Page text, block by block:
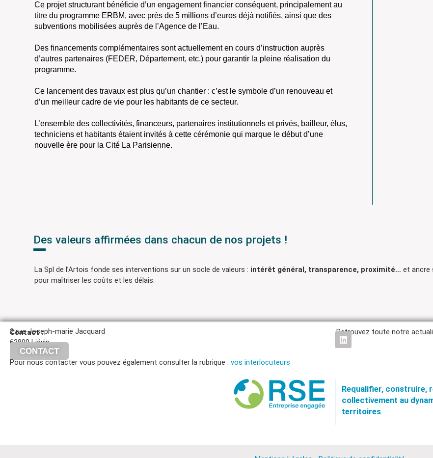
Ce projet structurant bénéficie d’un engagement financier conséquent, principalement au
titre du programme ERBM, avec près de 5 millions d’euros déjà notifiés, ainsi que des
subventions mobilisées auprès de l’Agence de l’Eau.
Des financements complémentaires sont actuellement en cours d’instruction auprès
d’autres partenaires (FEDER, Département, etc.) pour garantir la pleine réalisation du
programme.
Ce lancement des travaux est plus qu’un chantier : c’est le symbole d’un renouveau et
d’un meilleur cadre de vie pour les habitants de ce secteur.
L’ensemble des collectivités, financeurs, partenaires institutionnels et privés, bailleur, élus,
techniciens et habitants étaient invités à cette cérémonie qui marque le début d’une
nouvelle ère pour la Cité La Parisienne.
Des valeurs affirmées dans chacun de nos projets !
La Spl de l’Artois fonde ses interventions sur un socle de valeurs : intérêt général, transparence, proximité… et ancre
pour maîtriser les coûts et les délais.
Contact :
2 rue Joseph-marie Jacquard
62800 Liévin
03 21 44 85 00
CONTACT
Pour nous contacter vous pouvez également consulter la rubrique : vos interlocuteurs
Retrouvez toute notre
Requalifier, construire,
collectivement au
territoires.